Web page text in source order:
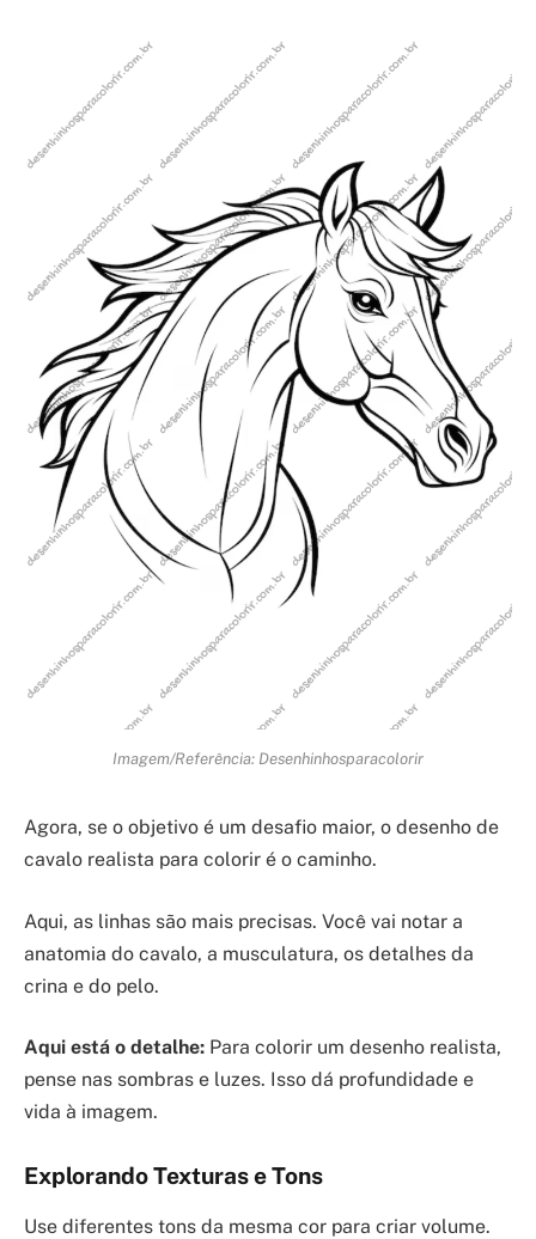
Imagem/Referência: Desenhinhosparacolorir
Agora, se o objetivo é um desafio maior, o desenho de
cavalo realista para colorir é o caminho.
Aqui, as linhas são mais precisas. Você vai notar a
anatomia do cavalo, a musculatura, os detalhes da
crina e do pelo.
Aqui está o detalhe: Para colorir um desenho realista,
pense nas sombras e luzes. Isso dá profundidade e
vida à imagem.
Explorando Texturas e Tons
Use diferentes tons da mesma cor para criar volume.